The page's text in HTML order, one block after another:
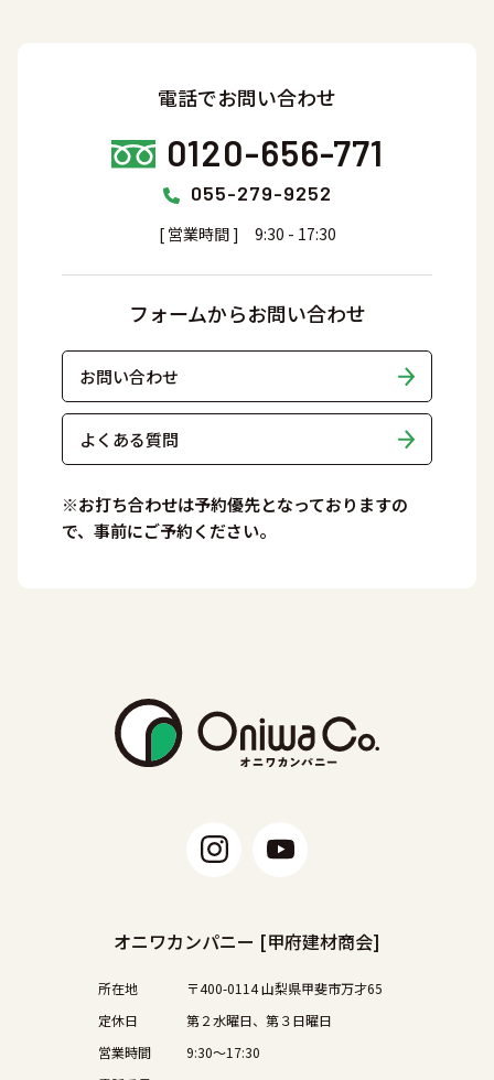
電話でお問い合わせ
0120-656-771
055-279-9252
[ 営業時間 ] 9:30 - 17:30
フォームからお問い合わせ
お問い合わせ
よくある質問
※お打ち合わせは予約優先となっておりますの
で、事前にご予約ください。
オニワカンパニー [甲府建材商会]
所在地
〒400-0114 山梨県甲斐市万才65
定休日
第２水曜日、第３日曜日
営業時間
9:30〜17:30